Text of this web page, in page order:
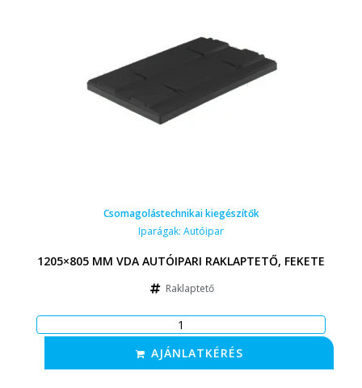
Csomagolástechnikai kiegészítők
Iparágak: Autóipar
1205×805 MM VDA AUTÓIPARI RAKLAPTETŐ, FEKETE
Raklaptető
AJÁNLATKÉRÉS